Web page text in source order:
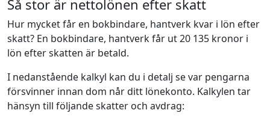
Så stor är nettolönen efter skatt
Hur mycket får en bokbindare, hantverk kvar i lön efter
skatt? En bokbindare, hantverk får ut 20 135 kronor i
lön efter skatten är betald.
I nedanstående kalkyl kan du i detalj se var pengarna
försvinner innan dom når ditt lönekonto. Kalkylen tar
hänsyn till följande skatter och avdrag: